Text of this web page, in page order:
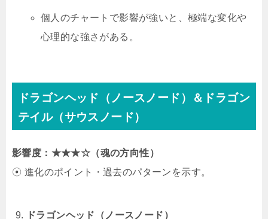
個人のチャートで影響が強いと、極端な変化や
心理的な強さがある。
ドラゴンヘッド（ノースノード）＆ドラゴン
テイル（サウスノード）
影響度：★★★☆（魂の方向性）
☉ 進化のポイント・過去のパターンを示す。
ドラゴンヘッド（ノースノード）